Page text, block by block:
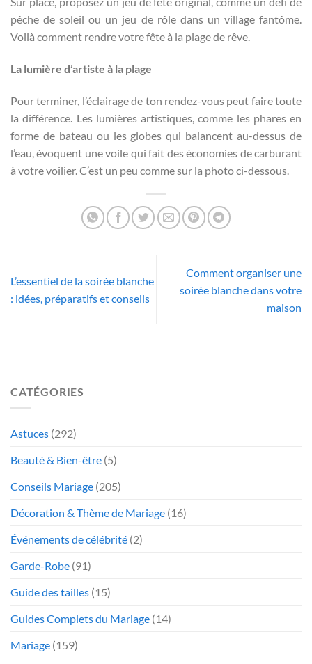
pêche de soleil ou un jeu de rôle dans un village fantôme.
Voilà comment rendre votre fête à la plage de rêve.
La lumière d’artiste à la plage
Pour terminer, l’éclairage de ton rendez-vous peut faire toute
la différence. Les lumières artistiques, comme les phares en
forme de bateau ou les globes qui balancent au-dessus de
l’eau, évoquent une voile qui fait des économies de carburant
à votre voilier. C’est un peu comme sur la photo ci-dessous.
L’essentiel de la soirée blanche
: idées, préparatifs et conseils
Comment organiser une
soirée blanche dans votre
maison
CATÉGORIES
Astuces (292)
Beauté & Bien-être (5)
Conseils Mariage (205)
Décoration & Thème de Mariage (16)
Événements de célébrité (2)
Garde-Robe (91)
Guide des tailles (15)
Guides Complets du Mariage (14)
Mariage (159)